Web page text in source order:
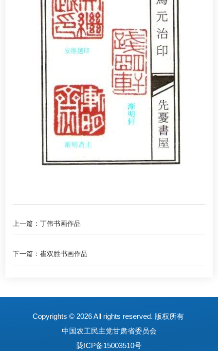
上一篇：丁伟书画作品
下一篇：崔双胜书画作品
Copyrights © 2026 All rights reserved. 版权所有
中国农工民主党甘肃省委员会
陇ICP备15003510号